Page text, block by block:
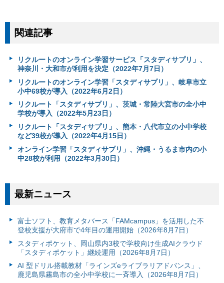
関連記事
リクルートのオンライン学習サービス「スタディサプリ」、
神奈川・大和市が利用を決定（2022年7月7日）
リクルートのオンライン学習「スタディサプリ」、岐阜市立
小中69校が導入（2022年6月2日）
リクルート「スタディサプリ」、茨城・常陸大宮市の全小中
学校が導入（2022年5月23日）
リクルート「スタディサプリ」、熊本・八代市立の小中学校
など39校が導入（2022年4月15日）
オンライン学習「スタディサプリ」、沖縄・うるま市内の小
中28校が利用（2022年3月30日）
最新ニュース
富⼠ソフト、教育メタバース「FAMcampus」を活用した不
登校支援が大府市で4年目の運用開始（2026年8月7日）
スタディポケット、岡山県内3校で学校向け生成AIクラウド
「スタディポケット」継続運用（2026年8月7日）
AI 型ドリル搭載教材「ラインズeライブラリアドバンス」、
鹿児島県霧島市の全小中学校に一斉導入（2026年8月7日）